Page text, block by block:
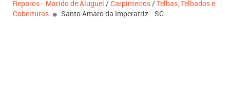
Reparos - Marido de Aluguel /Carpinteiros/Telhas, Telhados e
Coberturas
Santo Amaro da Imperatriz - SC